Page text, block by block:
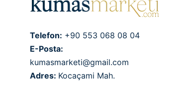
Telefon: +90 553 068 08 04
E-Posta:
kumasmarketi@gmail.com
Adres: Kocaçami Mah.